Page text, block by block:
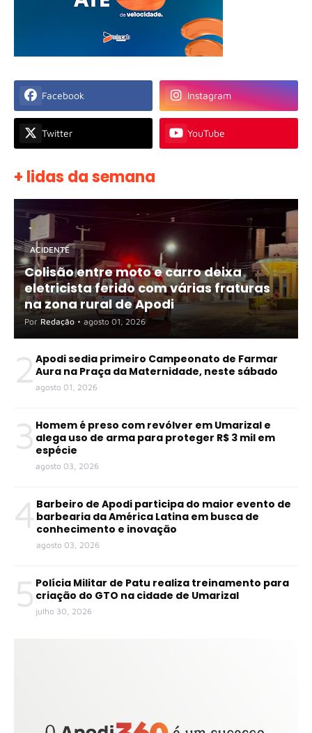
Facebook Instagram
Twitter YouTube
+ lidas da semana
ACIDENTE
Colisão entre moto e carro deixa
eletricista ferido com várias fraturas
na zona rural de Apodi
Por Redação • agosto 01, 2026
2 Apodi sedia primeiro Campeonato de Farmar
Aura na Praça da Maternidade, neste sábado
agosto 01, 2026
3 Homem é preso com revólver em Umarizal e
alega uso de arma para proteger R$ 3 mil em
espécie
agosto 03, 2026
4 Barbeiro de Apodi participa do maior evento de
barbearia da América Latina em busca de
conhecimento e inovação
agosto 03, 2026
5 Polícia Militar de Patu realiza treinamento para
criação do GTO na cidade de Umarizal
julho 30, 2026